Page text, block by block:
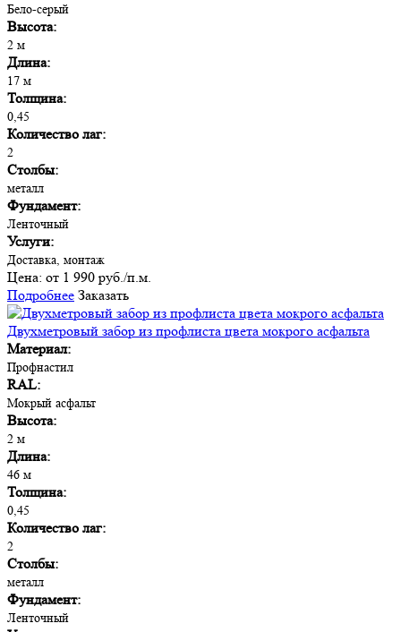
Бело-серый
Высота:
2 м
Длина:
17 м
Толщина:
0,45
Количество лаг:
2
Столбы:
металл
Фундамент:
Ленточный
Услуги:
Доставка, монтаж
Цена: от 1 990 руб./п.м.
Подробнее Заказать
Двухметровый забор из профлиста цвета мокрого асфальта
Материал:
Профнастил
RAL:
Мокрый асфальт
Высота:
2 м
Длина:
46 м
Толщина:
0,45
Количество лаг:
2
Столбы:
металл
Фундамент:
Ленточный